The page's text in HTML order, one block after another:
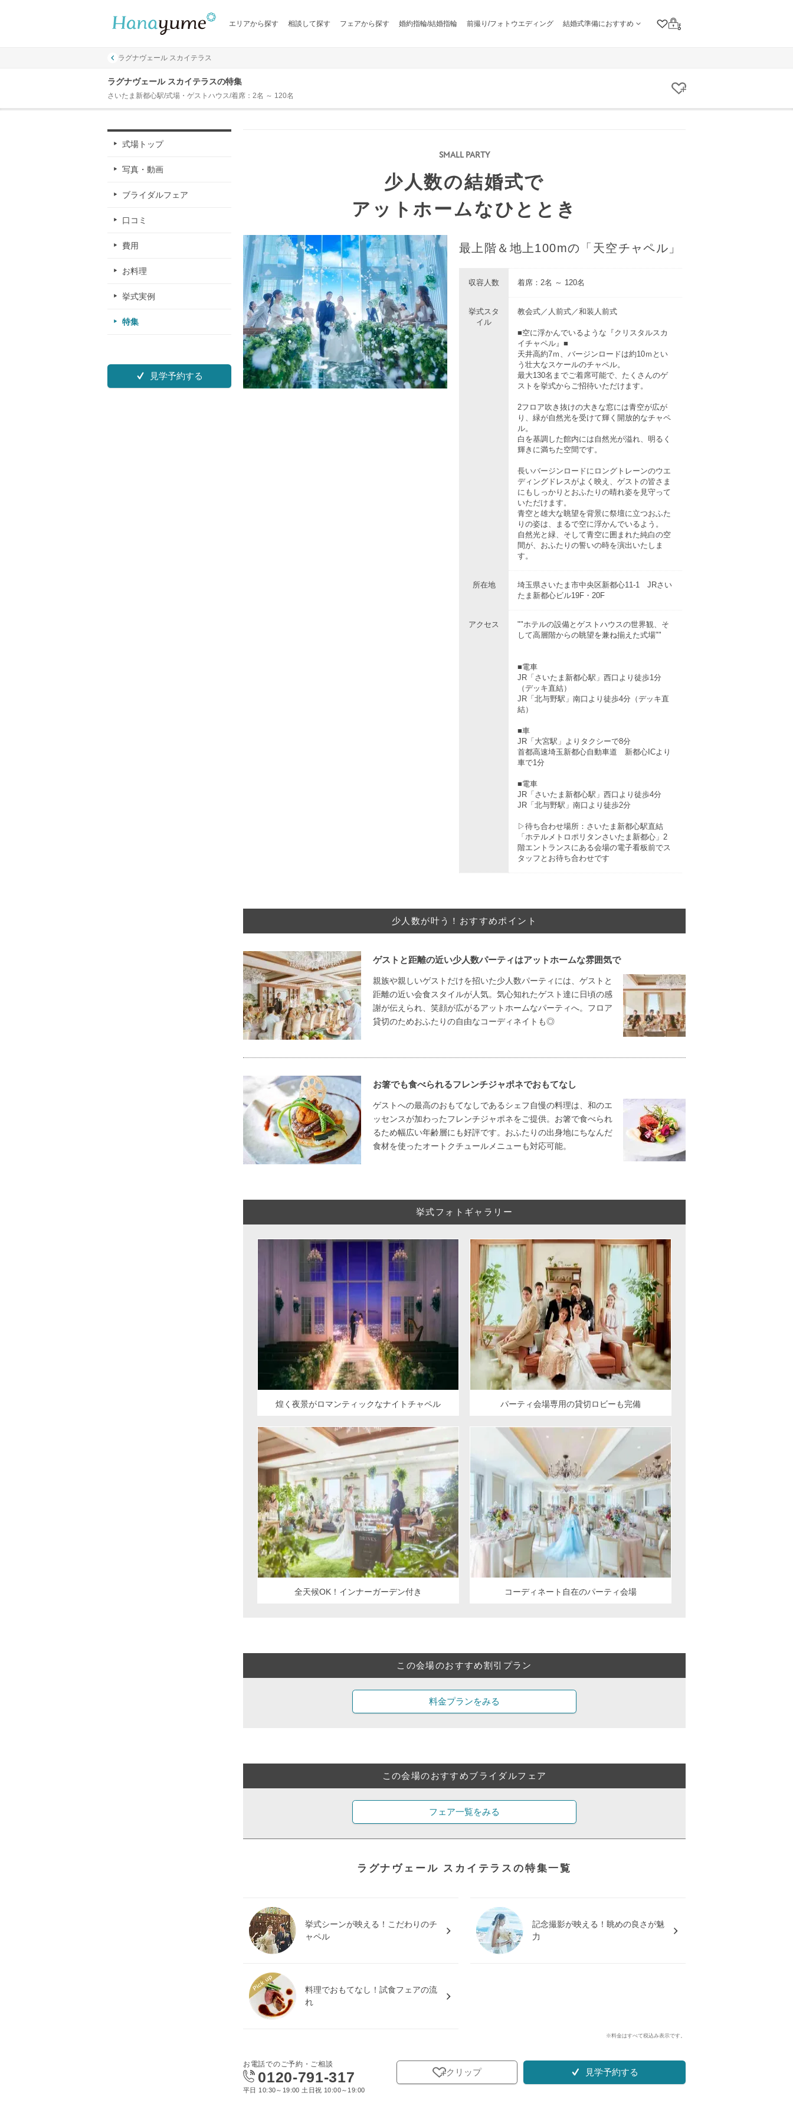
エリアから探す 相談して探す フェアから探す 婚約指輪/結婚指輪 前撮り/フォトウエディング 結婚式準備におすすめ
クリップリスト
ログイン
ラグナヴェール スカイテラス
ラグナヴェール スカイテラスの特集
さいたま新都心駅/式場・ゲストハウス/着席：2名 ～ 120名 クリップする
式場トップ
写真・動画
ブライダルフェア
口コミ
費用
お料理
挙式実例
特集
見学予約する
少人数の結婚式で
アットホームなひととき
最上階＆地上100mの「天空チャペル」
収容人数 着席：2名 ～ 120名
挙式スタ
イル
教会式／人前式／和装人前式
■空に浮かんでいるような『クリスタルスカ
イチャペル』■
天井高約7ｍ、バージンロードは約10ｍとい
う壮大なスケールのチャペル。
最大130名までご着席可能で、たくさんのゲ
ストを挙式からご招待いただけます。
2フロア吹き抜けの大きな窓には青空が広が
り、緑が自然光を受けて輝く開放的なチャペ
ル。
白を基調した館内には自然光が溢れ、明るく
輝きに満ちた空間です。
長いバージンロードにロングトレーンのウエ
ディングドレスがよく映え、ゲストの皆さま
にもしっかりとおふたりの晴れ姿を見守って
いただけます。
青空と雄大な眺望を背景に祭壇に立つおふた
りの姿は、まるで空に浮かんでいるよう。
自然光と緑、そして青空に囲まれた純白の空
間が、おふたりの誓いの時を演出いたしま
す。
所在地
埼玉県さいたま市中央区新都心11-1 JRさい
たま新都心ビル19F・20F
アクセス
""ホテルの設備とゲストハウスの世界観、そ
して高層階からの眺望を兼ね揃えた式場""
■電車
JR「さいたま新都心駅」西口より徒歩1分
（デッキ直結）
JR「北与野駅」南口より徒歩4分（デッキ直
結）
■車
JR「大宮駅」よりタクシーで8分
首都高速埼玉新都心自動車道 新都心ICより
車で1分
■電車
JR「さいたま新都心駅」西口より徒歩4分
JR「北与野駅」南口より徒歩2分
▷待ち合わせ場所：さいたま新都心駅直結
「ホテルメトロポリタンさいたま新都心」2
階エントランスにある会場の電子看板前でス
タッフとお待ち合わせです
少人数が叶う！おすすめポイント
ゲストと距離の近い少人数パーティはアットホームな雰囲気で
親族や親しいゲストだけを招いた少人数パーティには、ゲストと
距離の近い会食スタイルが人気。気心知れたゲスト達に日頃の感
謝が伝えられ、笑顔が広がるアットホームなパーティへ。フロア
貸切のためおふたりの自由なコーディネイトも◎
お箸でも食べられるフレンチジャポネでおもてなし
ゲストへの最高のおもてなしであるシェフ自慢の料理は、和のエ
ッセンスが加わったフレンチジャポネをご提供。お箸で食べられ
るため幅広い年齢層にも好評です。おふたりの出身地にちなんだ
食材を使ったオートクチュールメニューも対応可能。
挙式フォトギャラリー
煌く夜景がロマンティックなナイトチャペル パーティ会場専用の貸切ロビーも完備
全天候OK！インナーガーデン付き コーディネート自在のパーティ会場
この会場のおすすめ割引プラン
料金プランをみる
この会場のおすすめブライダルフェア
フェア一覧をみる
ラグナヴェール スカイテラスの特集一覧
挙式シーンが映える！こだわりのチ
ャペル
記念撮影が映える！眺めの良さが魅
力
料理でおもてなし！試食フェアの流
れ
※料金はすべて税込み表示です。
お電話でのご予約・ご相談
0120-791-317
平日 10:30～19:00 土日祝 10:00～19:00
クリップ 見学予約する